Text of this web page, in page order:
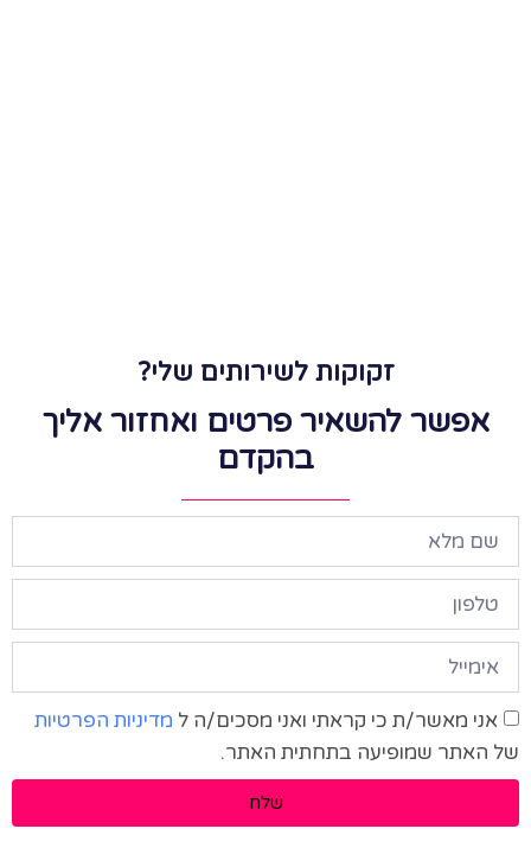
זקוקות לשירותים שלי?
אפשר להשאיר פרטים ואחזור אליך
בהקדם
אני מאשר/ת כי קראתי ואני מסכים/ה ל מדיניות הפרטיות
של האתר שמופיעה בתחתית האתר.
שלח